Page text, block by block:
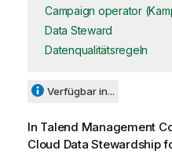
Campaign operator
Data Steward
Datenqualitätsregeln
Verfügbar in...
In Talend Management
Cloud Data Stewardship